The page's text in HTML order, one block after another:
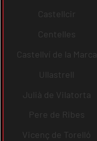
Castellcir
Centelles
Castellví de la Marca
Ullastrell
Julià de Vilatorta
Pere de Ribes
Vicenç de Torelló